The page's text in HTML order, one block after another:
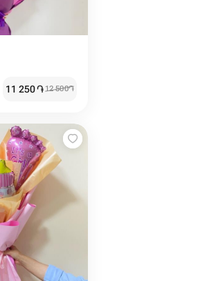
11 250֏12 500֏